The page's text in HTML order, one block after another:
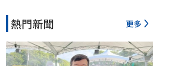
熱門新聞 更多